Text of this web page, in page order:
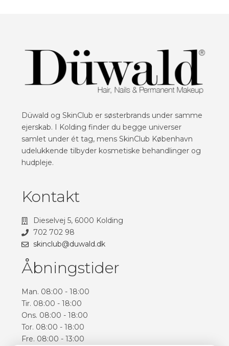
Düwald og SkinClub er søsterbrands under samme
ejerskab. I Kolding finder du begge universer
samlet under ét tag, mens SkinClub København
udelukkende tilbyder kosmetiske behandlinger og
hudpleje.
Kontakt
Dieselvej 5, 6000 Kolding
702 702 98
skinclub@duwald.dk
Åbningstider
Man. 08:00 - 18:00
Tir. 08:00 - 18:00
Ons. 08:00 - 18:00
Tor. 08:00 - 18:00
Fre. 08:00 - 13:00